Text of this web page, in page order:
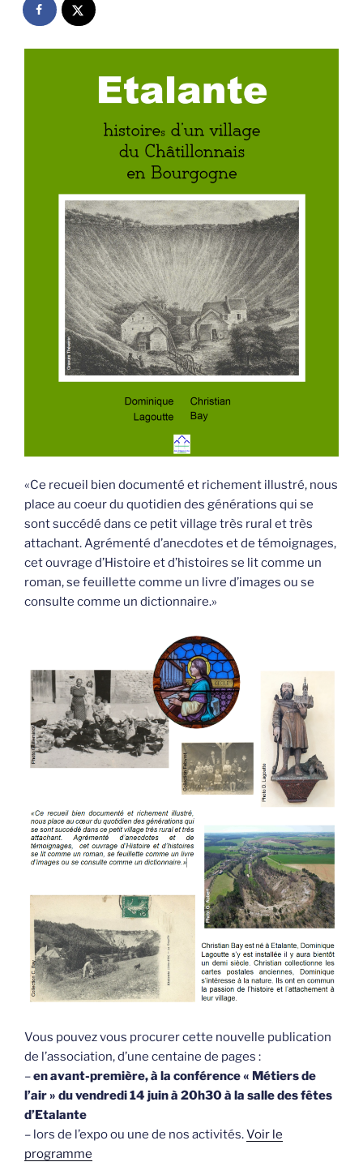
«Ce recueil bien documenté et richement illustré, nous
place au coeur du quotidien des générations qui se
sont succédé dans ce petit village très rural et très
attachant. Agrémenté d’anecdotes et de témoignages,
cet ouvrage d’Histoire et d’histoires se lit comme un
roman, se feuillette comme un livre d’images ou se
consulte comme un dictionnaire.»
Vous pouvez vous procurer cette nouvelle publication
de l’association, d’une centaine de pages :
–en avant-première, à la conférence « Métiers de
l’air » du vendredi 14 juin à 20h30 à la salle des fêtes
d’Etalante
– lors de l’expo ou une de nos activités.Voir le
programme